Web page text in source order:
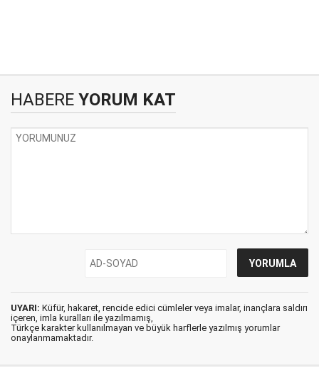
HABERE YORUM KAT
UYARI: Küfür, hakaret, rencide edici cümleler veya imalar, inançlara saldırı
içeren, imla kuralları ile yazılmamış,
Türkçe karakter kullanılmayan ve büyük harflerle yazılmış yorumlar
onaylanmamaktadır.